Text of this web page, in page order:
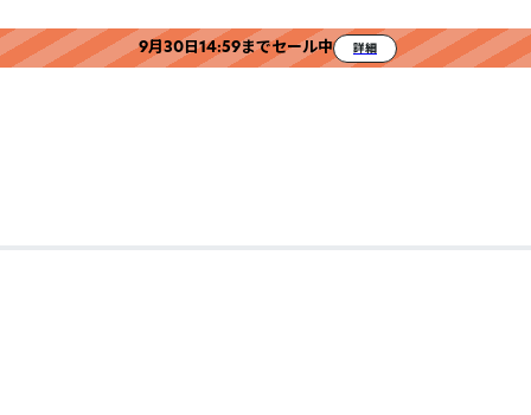
9月30日14:59までセール中 詳細